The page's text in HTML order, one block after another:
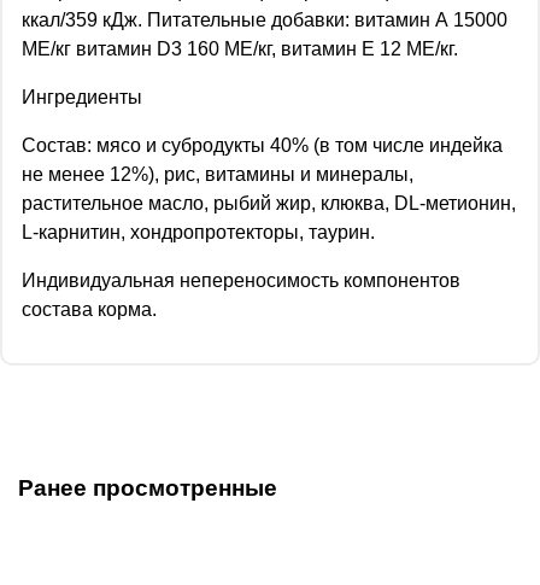
ккал/359 кДж. Питательные добавки: витамин А 15000
МЕ/кг витамин D3 160 МЕ/кг, витамин Е 12 МЕ/кг.
Ингредиенты
Состав: мясо и субродукты 40% (в том числе индейка
не менее 12%), рис, витамины и минералы,
растительное масло, рыбий жир, клюква, DL-метионин,
L-карнитин, хондропротекторы, таурин.
Индивидуальная непереносимость компонентов
состава корма.
Ранее просмотренные